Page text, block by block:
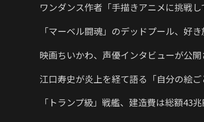
ワンダンス作者「手描きアニメに挑戦し
「マーベル闘魂」のデッドプール、好
映画ちいかわ、声優インタビューが公開
江口寿史が炎上を経て語る「自分の絵
「トランプ級」戦艦、建造費は総額43